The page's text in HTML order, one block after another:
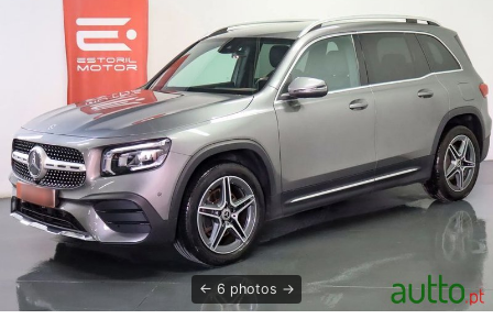
6 photos